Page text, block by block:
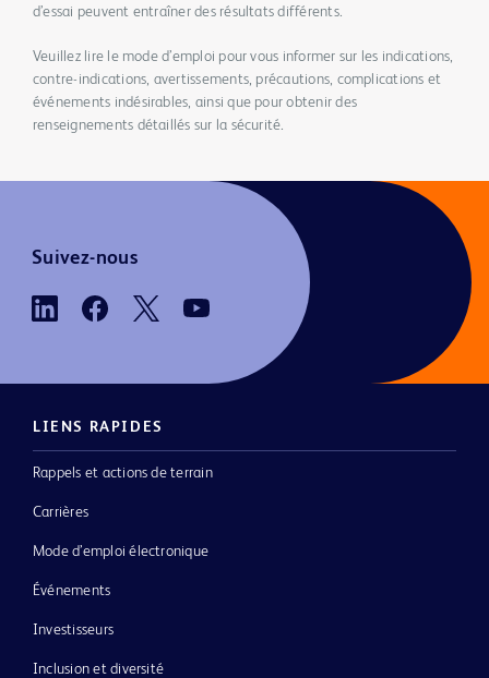
d’essai peuvent entraîner des résultats différents.
Veuillez lire le mode d’emploi pour vous informer sur les indications,
contre-indications, avertissements, précautions, complications et
événements indésirables, ainsi que pour obtenir des
renseignements détaillés sur la sécurité.
Suivez-nous
LIENS RAPIDES
Rappels et actions de terrain
Carrières
Mode d’emploi électronique
Événements
Investisseurs
Inclusion et diversité